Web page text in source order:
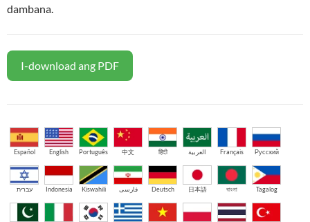
dambana.
I-download ang PDF
Español English Português 中文 हिंदी العربية Français Русский
עברית Indonesia Kiswahili فارسی Deutsch 日本語 বাংলা Tagalog